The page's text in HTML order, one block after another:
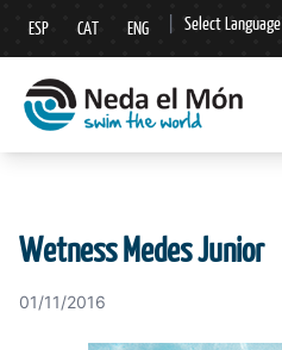
ESP CAT ENG Select Language
▼
Wetness Medes Junior
01/11/2016